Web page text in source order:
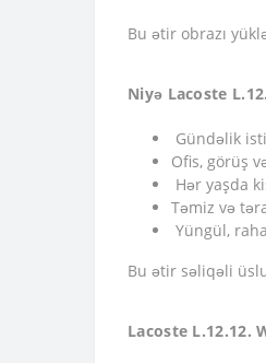
Bu ətir obrazı
Niyə Lacoste
Gündəlik
Ofis, görüş
Hər yaşda
Təmiz və
Yüngül,
Bu ətir səliqəli
Lacoste L.12.12.